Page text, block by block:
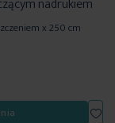
x 250 cm